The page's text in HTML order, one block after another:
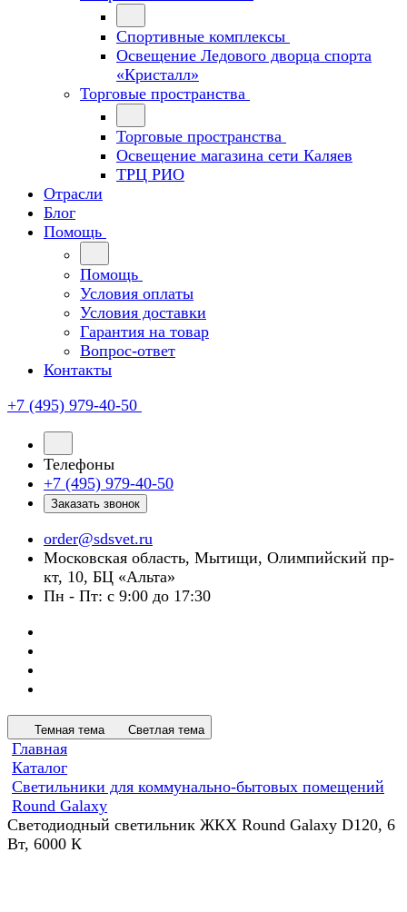
Спортивные комплексы
Освещение Ледового дворца спорта
«Кристалл»
Торговые пространства
Торговые пространства
Освещение магазина сети Каляев
ТРЦ РИО
Отрасли
Блог
Помощь
Помощь
Условия оплаты
Условия доставки
Гарантия на товар
Вопрос-ответ
Контакты
+7 (495) 979-40-50
Телефоны
+7 (495) 979-40-50
Заказать звонок
order@sdsvet.ru
Московская область, Мытищи, Олимпийский пр-
кт, 10, БЦ «Альта»
Пн - Пт: с 9:00 до 17:30
Темная тема Светлая тема
Главная
Каталог
Светильники для коммунально-бытовых помещений
Round Galaxy
Светодиодный светильник ЖКХ Round Galaxy D120, 6
Вт, 6000 К